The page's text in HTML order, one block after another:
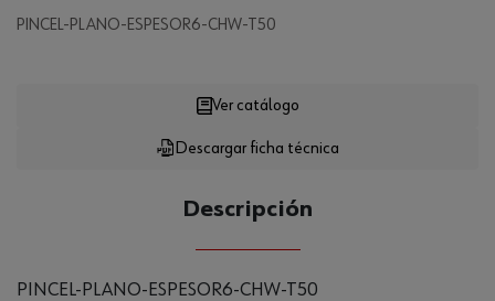
PINCEL-PLANO-ESPESOR6-CHW-T50
Loading...
Descargar ficha técnica
Ver catálogo
Descripción
PINCEL-PLANO-ESPESOR6-CHW-T50